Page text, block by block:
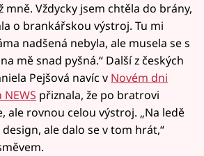
mně. Vždycky jsem chtěla do brány,
o brankářskou výstroj. Tu mi
nadšená nebyla, ale musela se s
mě snad pyšná.“ Další z českých
Pejšová navíc v Novém dni
přiznala, že po bratrovi
ale rovnou celou výstroj. „Na ledě
ale dalo se v tom hrát,“